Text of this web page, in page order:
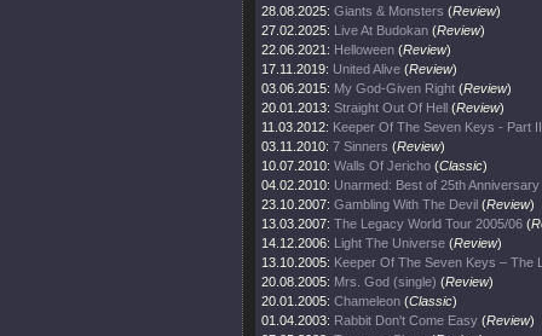
28.08.2025: Giants & Monsters (Review)
27.02.2025: Live At Budokan (Review)
22.06.2021: Helloween (Review)
17.11.2019: United Alive (Review)
03.06.2015: My God-Given Right (Review)
20.01.2013: Straight Out Of Hell (Review)
11.03.2012: Keeper Of The Seven Keys - Part II
03.11.2010: 7 Sinners (Review)
10.07.2010: Walls Of Jericho (Classic)
04.02.2010: Unarmed: Best of 25th Anniversary
23.10.2007: Gambling With The Devil (Review)
13.03.2007: The Legacy World Tour 2005/06 (
14.12.2006: Light The Universe (Review)
13.10.2005: Keeper Of The Seven Keys – The
20.08.2005: Mrs. God (single) (Review)
20.01.2005: Chameleon (Classic)
01.04.2003: Rabbit Don't Come Easy (Review)